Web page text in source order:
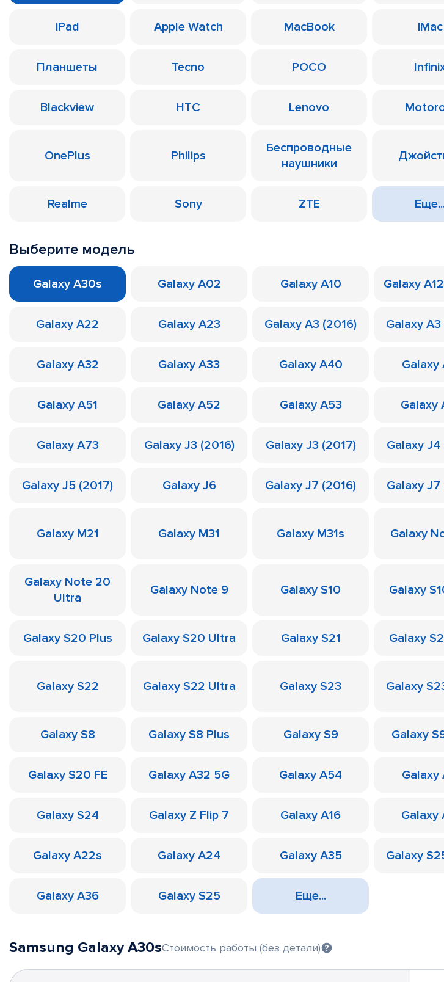
iPad Apple Watch MacBook iMac
Планшеты Tecno POCO
Blackview HTC Lenovo
OnePlus Philips
Беспроводные
наушники
Realme Sony ZTE
Выберите модель
Galaxy A30s Galaxy A02 Galaxy A10 Galaxy
Galaxy A22 Galaxy A23 Galaxy A3 (2016) Galaxy
Galaxy A32 Galaxy A33 Galaxy A40 Galaxy
Galaxy A51 Galaxy A52 Galaxy A53 Galaxy
Galaxy A73 Galaxy J3 (2016) Galaxy J3 (2017) Galaxy J4
Galaxy J5 (2017) Galaxy J6 Galaxy J7 (2016) Galaxy J7
Galaxy M21 Galaxy M31 Galaxy M31s Galaxy
Galaxy Note 20
Ultra
Galaxy Note 9 Galaxy S10 Galaxy
Galaxy S20 Plus Galaxy S20 Ultra Galaxy S21 Galaxy
Galaxy S22 Galaxy S22 Ultra Galaxy S23 Galaxy
Galaxy S8 Galaxy S8 Plus Galaxy S9 Galaxy
Galaxy S20 FE Galaxy A32 5G Galaxy A54 Galaxy
Galaxy S24 Galaxy Z Flip 7 Galaxy A16 Galaxy
Galaxy A22s Galaxy A24 Galaxy A35 Galaxy
Galaxy A36 Galaxy S25 Еще...
Samsung Galaxy A30sСтоимость работы (без детали)